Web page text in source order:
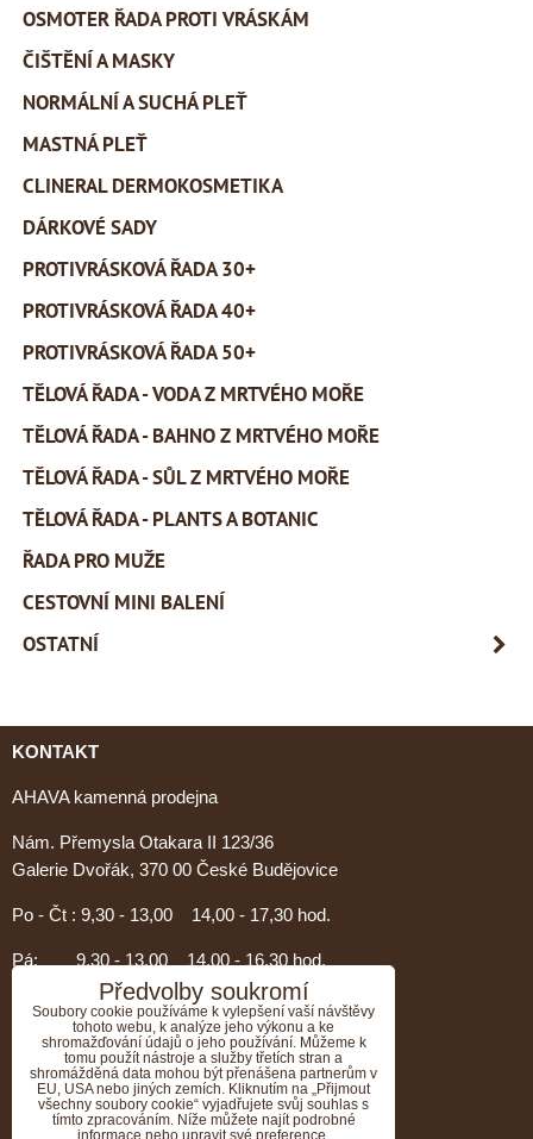
OSMOTER ŘADA PROTI VRÁSKÁM
ČIŠTĚNÍ A MASKY
NORMÁLNÍ A SUCHÁ PLEŤ
MASTNÁ PLEŤ
CLINERAL DERMOKOSMETIKA
DÁRKOVÉ SADY
PROTIVRÁSKOVÁ ŘADA 30+
PROTIVRÁSKOVÁ ŘADA 40+
PROTIVRÁSKOVÁ ŘADA 50+
TĚLOVÁ ŘADA - VODA Z MRTVÉHO MOŘE
TĚLOVÁ ŘADA - BAHNO Z MRTVÉHO MOŘE
TĚLOVÁ ŘADA - SŮL Z MRTVÉHO MOŘE
TĚLOVÁ ŘADA - PLANTS A BOTANIC
ŘADA PRO MUŽE
CESTOVNÍ MINI BALENÍ
OSTATNÍ
KONTAKT
AHAVA kamenná prodejna
Nám. Přemysla Otakara II 123/36
Galerie Dvořák, 370 00 České Budějovice
Po - Čt : 9,30 - 13,00 14,00 - 17,30 hod.
Pá: 9,30 - 13,00 14,00 - 16,30 hod.
PORADENSTVÍ AHAVA
Nevíte si rady s výběrem?
Zavolejte nám, rádi Vám poradíme.....
Tel:774 376 804
Předvolby soukromí
Soubory cookie používáme k vylepšení vaší návštěvy
tohoto webu, k analýze jeho výkonu a ke
shromažďování údajů o jeho používání. Můžeme k
tomu použít nástroje a služby třetích stran a
shromážděná data mohou být přenášena partnerům v
EU, USA nebo jiných zemích. Kliknutím na „Přijmout
všechny soubory cookie“ vyjadřujete svůj souhlas s
tímto zpracováním. Níže můžete najít podrobné
informace nebo upravit své preference.